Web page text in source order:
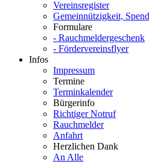
Vereinsregister
Gemeinnützigkeit,
Formulare
- Rauchmeldergeschenk
- Fördervereinsflyer
Infos
Impressum
Termine
Terminkalender
Bürgerinfo
Richtiger Notruf
Rauchmelder
Anfahrt
Herzlichen Dank
An Alle